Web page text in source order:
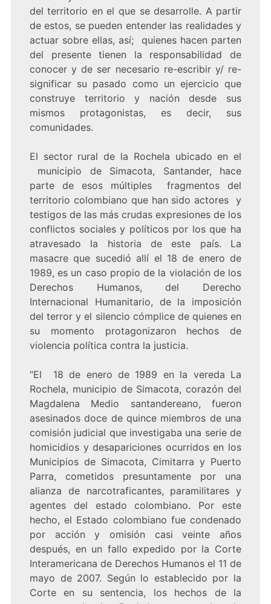
del territorio en el que se desarrolle. A partir
de estos, se pueden entender las realidades y
actuar sobre ellas, así; quienes hacen parten
del presente tienen la responsabilidad de
conocer y de ser necesario re-escribir y/ re-
significar su pasado como un ejercicio que
construye territorio y nación desde sus
mismos protagonistas, es decir, sus
comunidades.
El sector rural de la Rochela ubicado en el
municipio de Simacota, Santander, hace
parte de esos múltiples fragmentos del
territorio colombiano que han sido actores y
testigos de las más crudas expresiones de los
conflictos sociales y políticos por los que ha
atravesado la historia de este país. La
masacre que sucedió allí el 18 de enero de
1989, es un caso propio de la violación de los
Derechos Humanos, del Derecho
Internacional Humanitario, de la imposición
del terror y el silencio cómplice de quienes en
su momento protagonizaron hechos de
violencia política contra la justicia.
“El 18 de enero de 1989 en la vereda La
Rochela, municipio de Simacota, corazón del
Magdalena Medio santandereano, fueron
asesinados doce de quince miembros de una
comisión judicial que investigaba una serie de
homicidios y desapariciones ocurridos en los
Municipios de Simacota, Cimitarra y Puerto
Parra, cometidos presuntamente por una
alianza de narcotraficantes, paramilitares y
agentes del estado colombiano. Por este
hecho, el Estado colombiano fue condenado
por acción y omisión casi veinte años
después, en un fallo expedido por la Corte
Interamericana de Derechos Humanos el 11 de
mayo de 2007. Según lo establecido por la
Corte en su sentencia, los hechos de la